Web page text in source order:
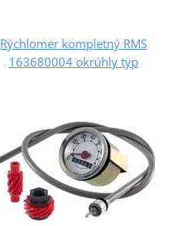
Rýchlomer kompletný RMS
163680004 okrúhly typ